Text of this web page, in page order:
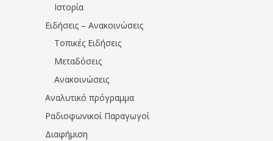
Ιστορία
Ειδήσεις – Ανακοινώσεις
Τοπικές Ειδήσεις
Μεταδόσεις
Ανακοινώσεις
Αναλυτικό πρόγραμμα
Ραδιοφωνικοί Παραγωγοί
Διαφήμιση